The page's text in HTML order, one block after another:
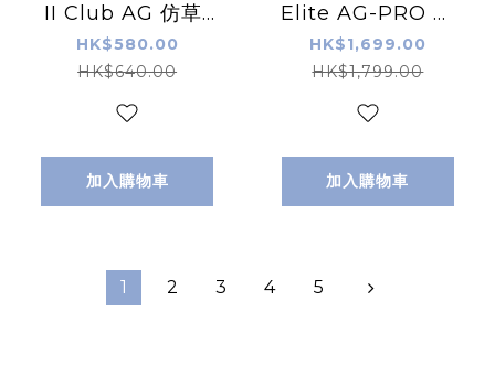
II Club AG 仿草/
草地足球鞋 白綠色
HK$580.00
HK$640.00
加入購物車
Elite AG-PRO 仿
草/草地足球鞋 黑綠
色
HK$1,699.00
HK$1,799.00
加入購物車
1 2 3 4 5